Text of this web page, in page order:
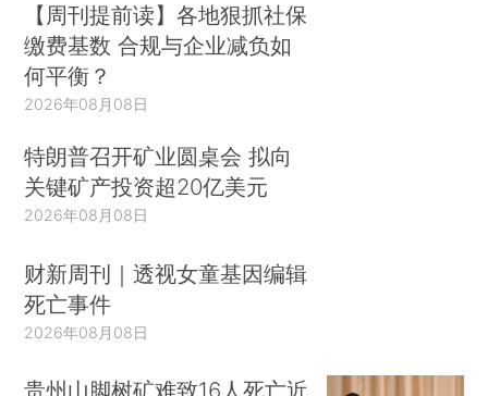
【周刊提前读】各地狠抓社保
缴费基数 合规与企业减负如
何平衡？
2026年08月08日
特朗普召开矿业圆桌会 拟向
关键矿产投资超20亿美元
2026年08月08日
财新周刊｜透视女童基因编辑
死亡事件
2026年08月08日
贵州山脚树矿难致16人死亡近